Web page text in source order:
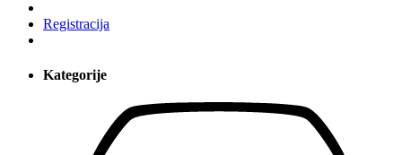
Registracija
Kategorije